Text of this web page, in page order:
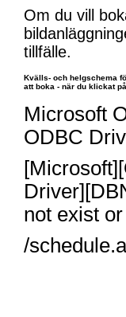
Om du vill
tillfälle.
Kvälls- och helgschema
att boka - när du klickat
Microsoft
ODBC
not exist
/